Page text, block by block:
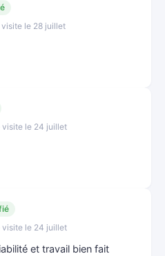
visite le 28 juillet
visite le 24 juillet
visite le 24 juillet
et travail bien fait